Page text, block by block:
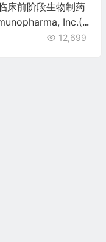
床前阶段生物制药
Inc.(E
12,699